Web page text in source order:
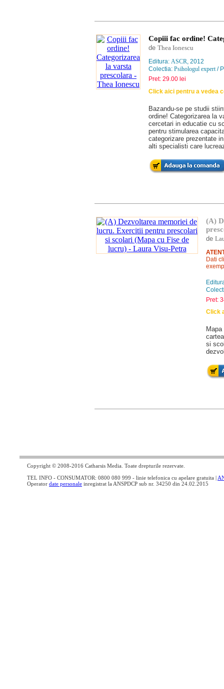
Copiii fac ordine!
de Thea Ionescu
Editura: ASCR, 2012
Colectia: Psihologul expert/
Pret: 29.00 lei
Click aici pentru a vedea
Bazandu-se pe studii
ordine! Categorizarea la
cercetari in educatie cu
pentru stimularea
categorizare prezentate
alti specialisti care
(A)
de
Dati
Pret:
Click
si
Copyright © 2008-2016 Catharsis Media. Toate drepturile rezervate.
TEL INFO - CONSUMATOR: 0800 080 999 - linie telefonica cu apelare gratuita |
Operator date personale inregistrat la ANSPDCP sub nr. 34250 din 24.02.2015